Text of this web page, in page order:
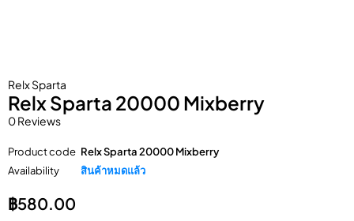
Relx Sparta
Relx Sparta 20000 Mixberry
0 Reviews
Product code Relx Sparta 20000 Mixberry
Availability
สินค้าหมดแล้ว
฿580.00